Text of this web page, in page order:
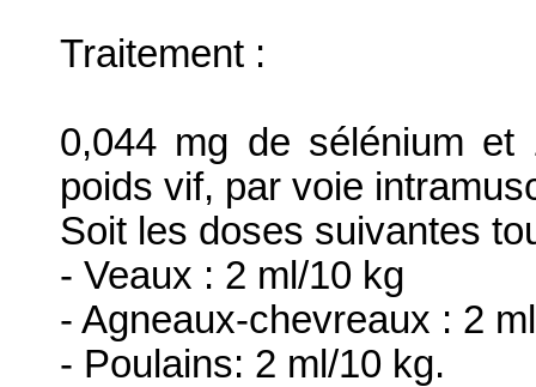
Traitement :
0,044 mg de sélénium
poids vif, par voie
Soit les doses suivantes
- Veaux : 2 ml/10 kg
- Agneaux-chevreaux : 2
- Poulains: 2 ml/10 kg.